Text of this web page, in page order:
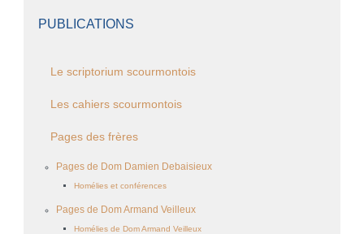
PUBLICATIONS
Le scriptorium scourmontois
Les cahiers scourmontois
Pages des frères
Pages de Dom Damien Debaisieux
Homélies et conférences
Pages de Dom Armand Veilleux
Homélies de Dom Armand Veilleux